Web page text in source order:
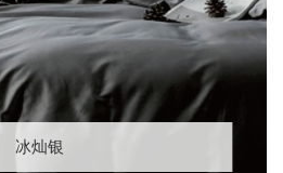
冰灿银